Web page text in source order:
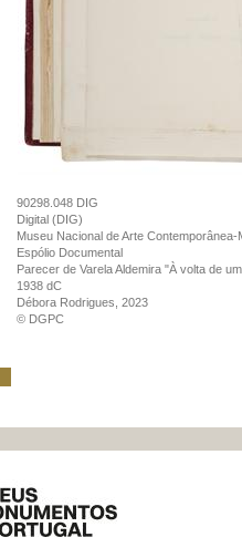
90298.048 DIG
Digital (DIG)
Museu Nacional de Arte Contemporânea-
Espólio Documental
Parecer de Varela Aldemira "À volta de
1938 dC
Débora Rodrigues, 2023
© DGPC